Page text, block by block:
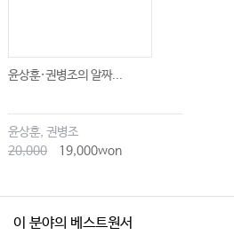
윤상훈·권병조의 알짜...
윤상훈, 권병조
20,000
19,000won
이 분야의 베스트원서